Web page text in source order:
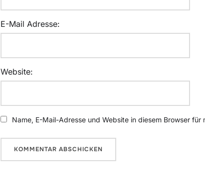
E-Mail Adresse:
Website:
Name, E-Mail-Adresse und Website in diesem Browser für